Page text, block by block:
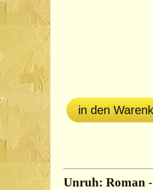
in den
Unruh: Roman